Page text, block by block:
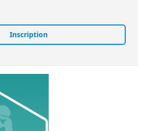
Inscription